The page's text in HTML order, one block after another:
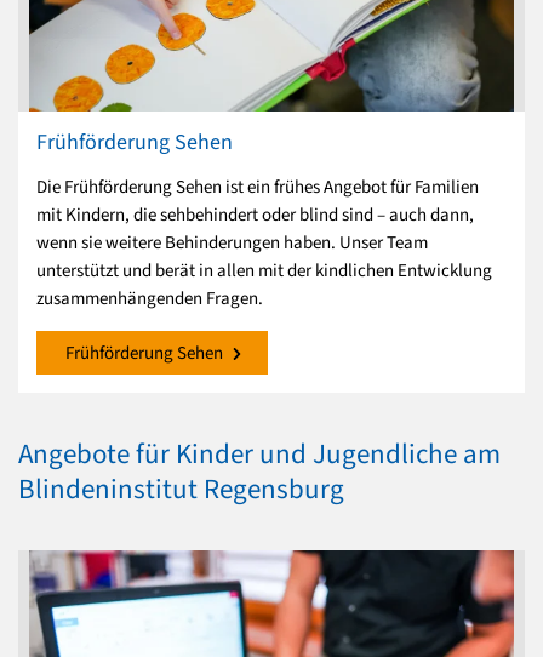
Frühförderung Sehen
Die Frühförderung Sehen ist ein frühes Angebot für Familien
mit Kindern, die sehbehindert oder blind sind – auch dann,
wenn sie weitere Behinderungen haben. Unser Team
unterstützt und berät in allen mit der kindlichen Entwicklung
zusammenhängenden Fragen.
Frühförderung Sehen
Angebote für Kinder und Jugendliche am
Blindeninstitut Regensburg